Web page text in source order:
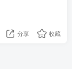
分享 收藏